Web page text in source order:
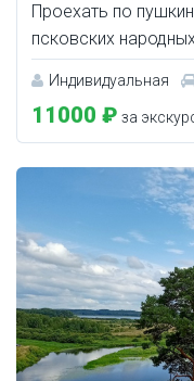
Проехать по
псковских
Индивидуальная
11000 ₽ за